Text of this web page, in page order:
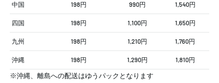
中国 198円 990円 1,540円
四国 198円 1,100円 1,650円
九州 198円 1,210円 1,760円
沖縄 198円 1,290円 1,810円
※沖縄、離島への配送はゆうパックとなります